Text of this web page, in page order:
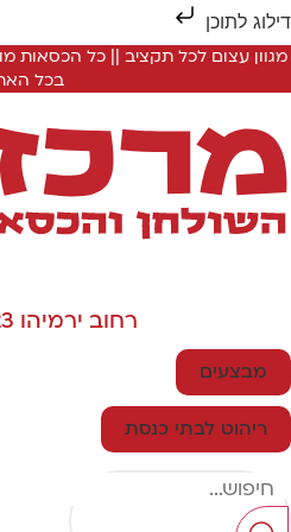
לתוכן
מגוון עצום לכל תקציב || כל הכסאות
בכל
רחוב ירמיהו 23, ירושלים
מבצעים
ריהוט לבתי כנסת